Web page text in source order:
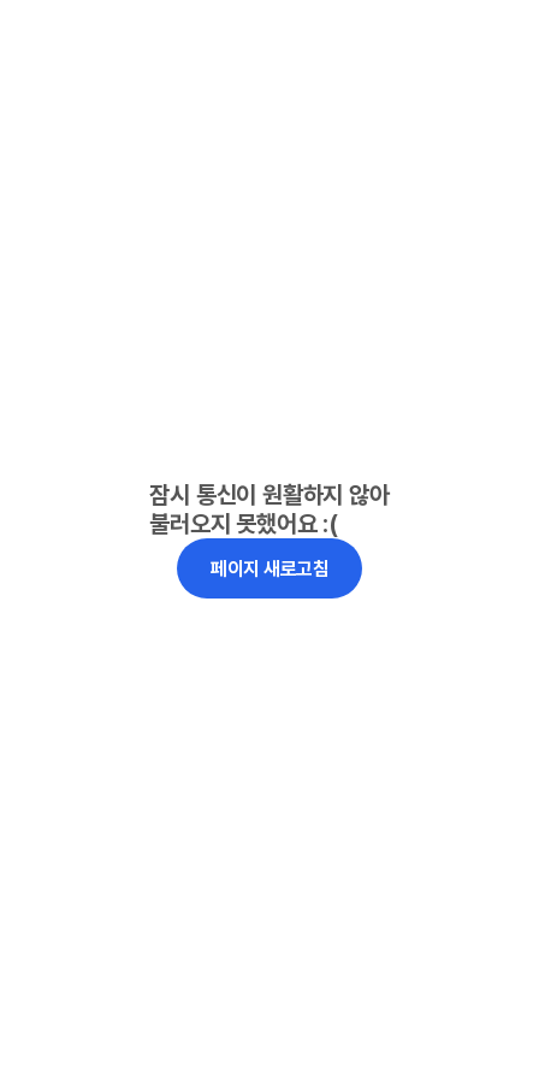
잠시 통신이 원활하지 않아
불러오지 못했어요 :(
페이지 새로고침